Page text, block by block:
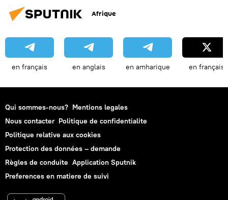
Afrique
en français en anglais en amharique en français
Qui sommes-nous? Mentions legales
Nous contacter Politique de confidentialite
Politique relative aux cookies
Protection des données – demande
Règles de conduite Application Sputnik
Preferences en matiere de suivi